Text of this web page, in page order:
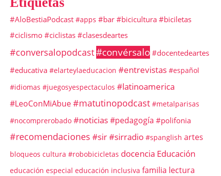
#AloBestiaPodcast #apps #bar #bicicultura #biciletas
#ciclismo #ciclistas #clasesdeartes
#conversalopodcast#convérsalo #docentedeartes
#educativa #elarteylaeducacion #entrevistas #español
#idiomas #juegosyespectaculos #latinoamerica
#LeoConMiAbue#matutinopodcast #metalparisas
#nocomprerobado #noticias#pedagogía #polifonia
#recomendaciones #sir#sirradio #spanglish artes
bloqueos cultura #robobicicletas docencia Educación
educación especial educación inclusiva familia lectura